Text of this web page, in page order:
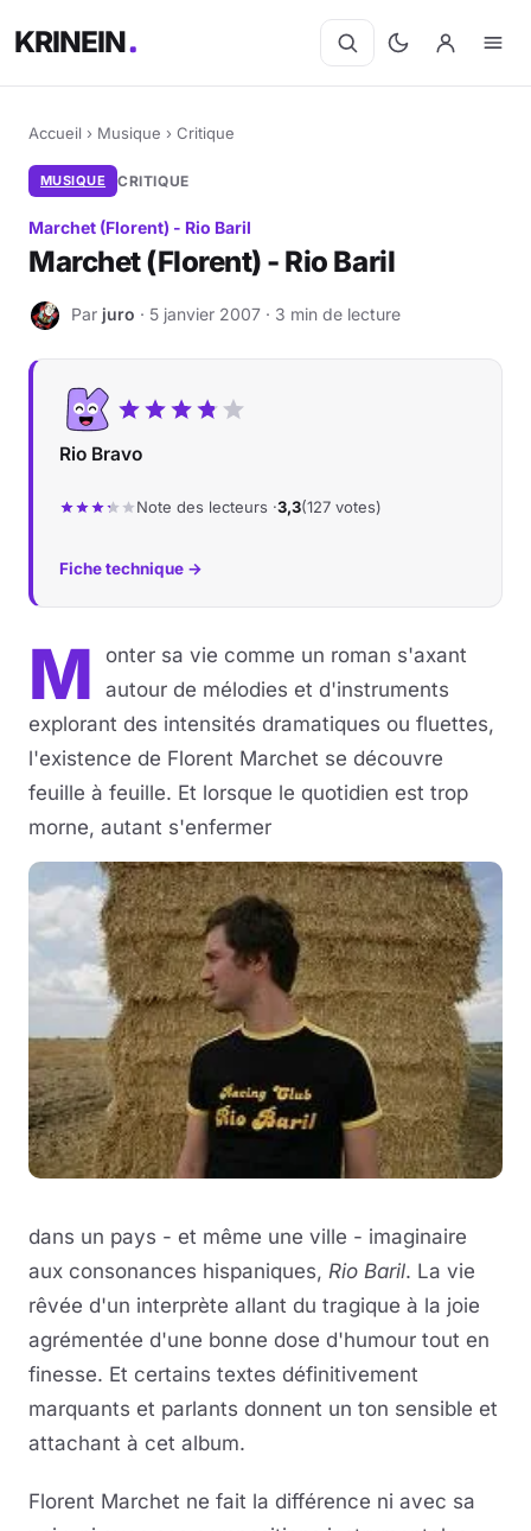
KRINEIN
Accueil › Musique › Critique
MUSIQUE CRITIQUE
Marchet (Florent) - Rio Baril
Marchet (Florent) - Rio Baril
J Par juro · 5 janvier 2007 · 3 min de lecture
Rio Bravo
Note des lecteurs ·3,3(127 votes)
Fiche technique →
M
onter sa vie comme un roman s'axant
autour de mélodies et d'instruments
explorant des intensités dramatiques ou fluettes,
l'existence de Florent Marchet se découvre
feuille à feuille. Et lorsque le quotidien est trop
morne, autant s'enfermer
dans un pays - et même une ville - imaginaire
aux consonances hispaniques, Rio Baril. La vie
rêvée d'un interprète allant du tragique à la joie
agrémentée d'une bonne dose d'humour tout en
finesse. Et certains textes définitivement
marquants et parlants donnent un ton sensible et
attachant à cet album.
Florent Marchet ne fait la différence ni avec sa